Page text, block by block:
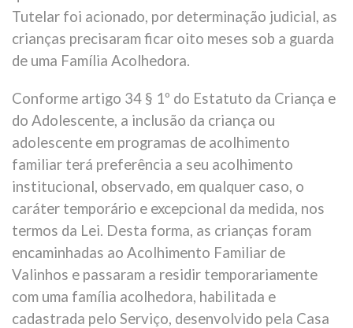
Tutelar foi acionado, por determinação judicial, as
crianças precisaram ficar oito meses sob a guarda
de uma Família Acolhedora.
Conforme artigo 34 § 1º do Estatuto da Criança e
do Adolescente, a inclusão da criança ou
adolescente em programas de acolhimento
familiar terá preferência a seu acolhimento
institucional, observado, em qualquer caso, o
caráter temporário e excepcional da medida, nos
termos da Lei. Desta forma, as crianças foram
encaminhadas ao Acolhimento Familiar de
Valinhos e passaram a residir temporariamente
com uma família acolhedora, habilitada e
cadastrada pelo Serviço, desenvolvido pela Casa